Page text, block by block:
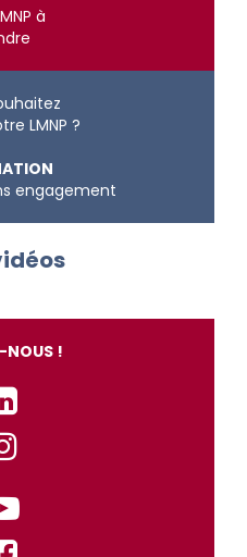
à
LMNP ?
engagement
NOUS !